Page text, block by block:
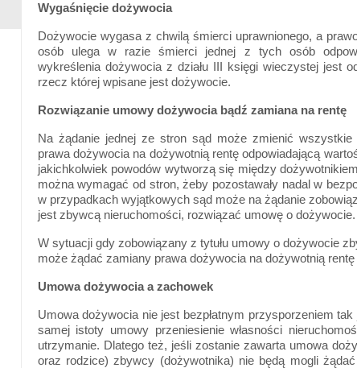
Wygaśnięcie dożywocia
Dożywocie wygasa z chwilą śmierci uprawnionego, a
osób ulega w razie śmierci jednej z tych osób
wykreślenia dożywocia z działu III księgi wieczystej jest
rzecz której wpisane jest dożywocie.
Rozwiązanie umowy dożywocia bądź zamiana na rentę
Na żądanie jednej ze stron sąd może zmienić wszystkie
prawa dożywocia na dożywotnią rentę odpowiadającą
jakichkolwiek powodów wytworzą się między
można wymagać od stron, żeby pozostawały nadal w
w przypadkach wyjątkowych sąd może na żądanie
jest zbywcą nieruchomości, rozwiązać umowę o dożywocie.
W sytuacji gdy zobowiązany z tytułu umowy o dożywocie
może żądać zamiany prawa dożywocia na dożywotnią
Umowa dożywocia a zachowek
Umowa dożywocia nie jest bezpłatnym przysporzeniem
samej istoty umowy przeniesienie własności
utrzymanie. Dlatego też, jeśli zostanie zawarta umowa
oraz rodzice) zbywcy (dożywotnika) nie będą mogli żądać